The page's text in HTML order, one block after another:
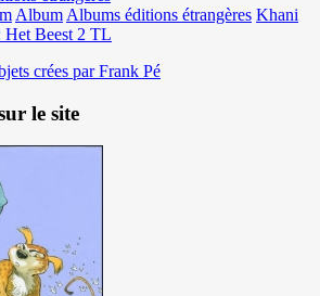
Album Albums éditions étrangères Khani
Het Beest 2 TL
crées par Frank Pé
le site